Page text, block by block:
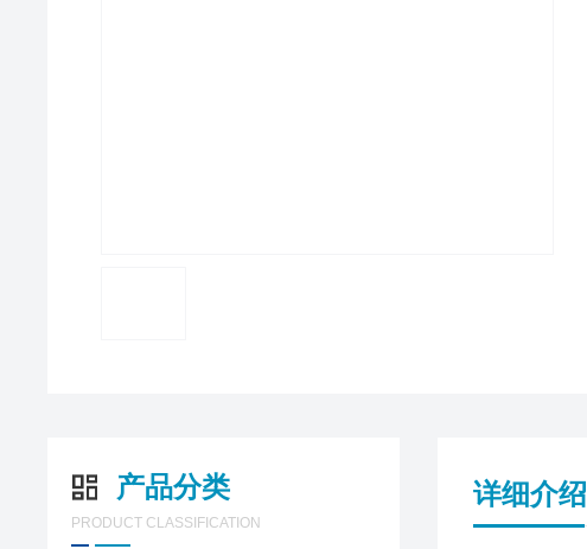
产品分类
PRODUCT CLASSIFICATION
详细介绍